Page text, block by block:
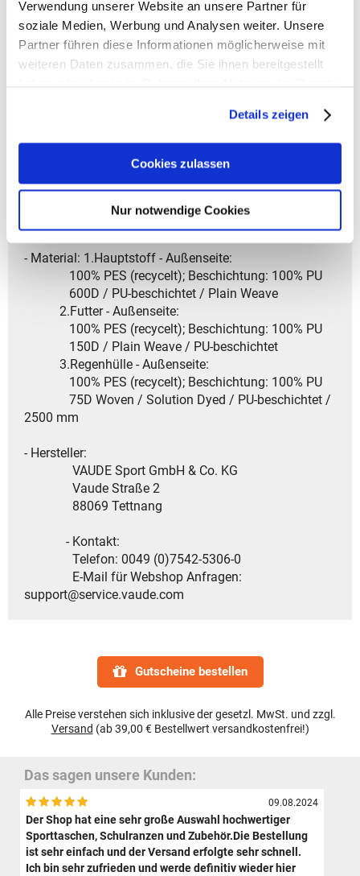
Verwendung unserer Website an unsere Partner für
soziale Medien, Werbung und Analysen weiter. Unsere
Partner führen diese Informationen möglicherweise mit
weiteren Daten zusammen, die Sie ihnen bereitgestellt
Details zeigen
Cookies zulassen
Nur notwendige Cookies
öffnen und schließen.
- Eine Schlaufe ermöglicht das Befestigen von kleinen
Fundstücken wie Plüschtiere.
- Ein Namensschild im Inneren bietet Platz für die
komfortabel und perfekt geeignet für Schule, Sport und
- Garantiedauer: Gesetzliche Gewährleistungsfrist von
- Material: 1.Hauptstoff - Außenseite:
100% PES (recycelt); Beschichtung: 100% PU
600D / PU-beschichtet / Plain Weave
2.Futter - Außenseite:
100% PES (recycelt); Beschichtung: 100% PU
150D / Plain Weave / PU-beschichtet
3.Regenhülle - Außenseite:
100% PES (recycelt); Beschichtung: 100% PU
75D Woven / Solution Dyed / PU-beschichtet /
2500 mm
- Hersteller:
VAUDE Sport GmbH & Co. KG
Vaude Straße 2
88069 Tettnang
- Kontakt:
Telefon: 0049 (0)7542-5306-0
E-Mail für Webshop Anfragen:
support@service.vaude.com
Gutscheine bestellen
Alle Preise verstehen sich inklusive der gesetzl. MwSt. und zzgl.
Versand (ab 39,00 € Bestellwert versandkostenfrei!)
Das sagen unsere Kunden:
09.08.2024
Der Shop hat eine sehr große Auswahl hochwertiger
Sporttaschen, Schulranzen und Zubehör.Die Bestellung
ist sehr einfach und der Versand erfolgte sehr schnell.
Ich bin sehr zufrieden und werde definitiv wieder hier